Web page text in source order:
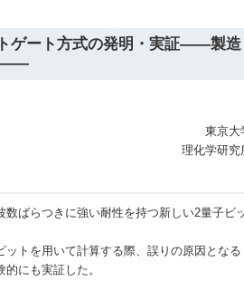
ゲート方式の発明・実証――製造
――
東京大
理化学研究
ばらつきに強い耐性を持つ新しい2量子ビ
トを用いて計算する際、誤りの原因となる
にも実証した。